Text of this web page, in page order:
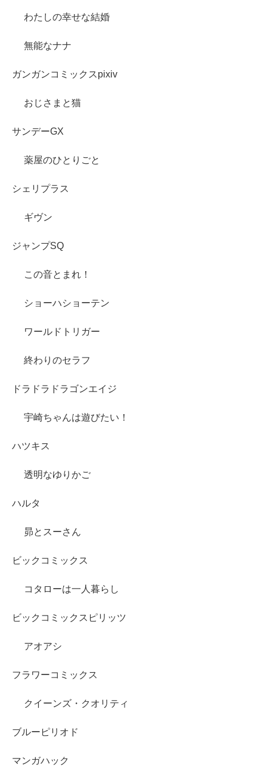
わたしの幸せな結婚
無能なナナ
ガンガンコミックスpixiv
おじさまと猫
サンデーGX
薬屋のひとりごと
シェリプラス
ギヴン
ジャンプSQ
この音とまれ！
ショーハショーテン
ワールドトリガー
終わりのセラフ
ドラドラドラゴンエイジ
宇崎ちゃんは遊びたい！
ハツキス
透明なゆりかご
ハルタ
昴とスーさん
ビックコミックス
コタローは一人暮らし
ビックコミックスピリッツ
アオアシ
フラワーコミックス
クイーンズ・クオリティ
ブルーピリオド
マンガハック